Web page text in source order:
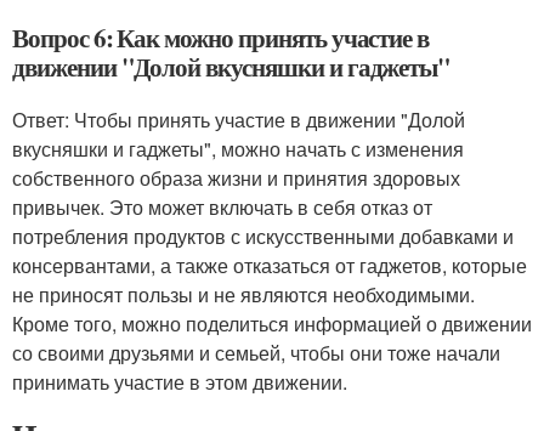
Вопрос 6: Как можно принять участие в
движении "Долой вкусняшки и гаджеты"
Ответ: Чтобы принять участие в движении "Долой
вкусняшки и гаджеты", можно начать с изменения
собственного образа жизни и принятия здоровых
привычек. Это может включать в себя отказ от
потребления продуктов с искусственными добавками и
консервантами, а также отказаться от гаджетов, которые
не приносят пользы и не являются необходимыми.
Кроме того, можно поделиться информацией о движении
со своими друзьями и семьей, чтобы они тоже начали
принимать участие в этом движении.